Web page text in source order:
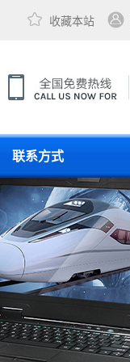
收藏本站
联系方式